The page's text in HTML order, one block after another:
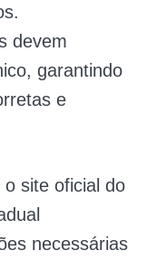
devem
garantindo
e
site oficial do
necessárias